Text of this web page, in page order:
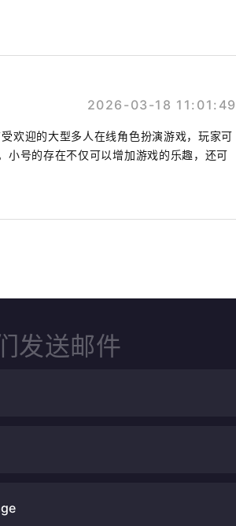
2026-03-18 11:01:49
欢迎的大型多人在线角色扮演游戏，玩家可
小号的存在不仅可以增加游戏的乐趣，还可
发送邮件